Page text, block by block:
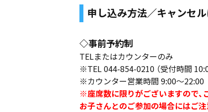
申し込み方法／キャンセ
◇事前予約制
TELまたはカウンターのみ
※TEL 044-854-0210 （受付時間
※カウンター営業時間 9:00～22:00
※座席数に限りがございますので、
お子さんとのご参加の場合にはご